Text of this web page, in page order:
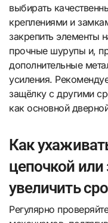
выбирать
креплениями и
закрепить элементы
прочные шурупы и,
дополнительные
усиления.
защёлку с другими
как основной
Как
цепочкой
увеличить
Регулярно